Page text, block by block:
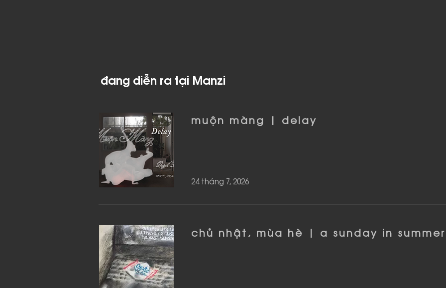
đang diễn ra tại Manzi
muộn màng | delay
24 tháng 7, 2026
chủ nhật, mùa hè | a sunday in summer